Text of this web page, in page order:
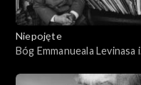
Niepojęte
Bóg Emmanueala Levinasa i